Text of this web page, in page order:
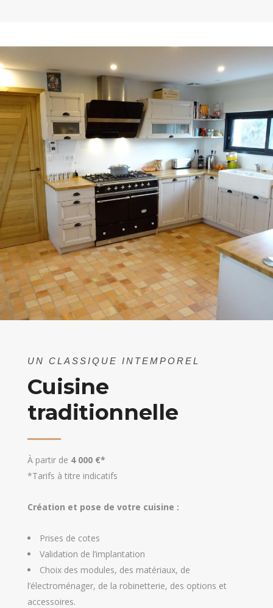
UN CLASSIQUE INTEMPOREL
Cuisine
traditionnelle
À partir de 4 000 €*
*Tarifs à titre indicatifs
Création et pose de votre cuisine :
Prises de cotes
Validation de l’implantation
Choix des modules, des matériaux, de
l’électroménager, de la robinetterie, des options et
accessoires.